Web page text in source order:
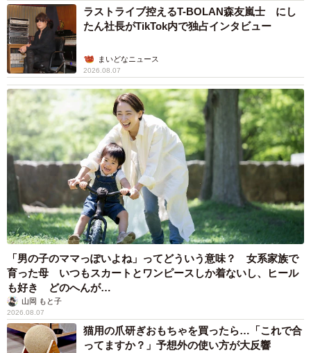
ラストライブ控えるT-BOLAN森友嵐士 にし
たん社長がTikTok内で独占インタビュー
まいどなニュース
2026.08.07
「男の子のママっぽいよね」ってどういう意味？ 女系家族で
育った母 いつもスカートとワンピースしか着ないし、ヒール
も好き どのへんが…
山岡 もと子
2026.08.07
猫用の爪研ぎおもちゃを買ったら…「これで合
ってますか？」予想外の使い方が大反響